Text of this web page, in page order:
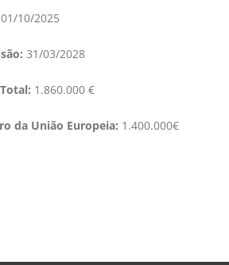
01/10/2025
31/03/2028
1.860.000 €
da União Europeia: 1.400.000€